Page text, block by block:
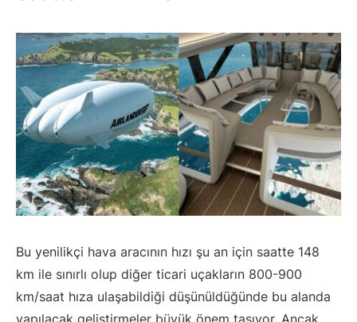
Bu yenilikçi hava aracının hızı şu an için saatte 148
km ile sınırlı olup diğer ticari uçakların 800-900
km/saat hıza ulaşabildiği düşünüldüğünde bu alanda
yapılacak geliştirmeler büyük önem taşıyor. Ancak